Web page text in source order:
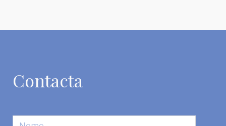
Contacta